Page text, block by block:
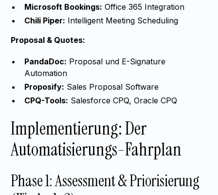
Microsoft Bookings: Office 365 Integration
Chili Piper: Intelligent Meeting Scheduling
Proposal & Quotes:
PandaDoc: Proposal und E-Signature
Automation
Proposify: Sales Proposal Software
CPQ-Tools: Salesforce CPQ, Oracle CPQ
Implementierung: Der
Automatisierungs-Fahrplan
Phase 1: Assessment & Priorisierung